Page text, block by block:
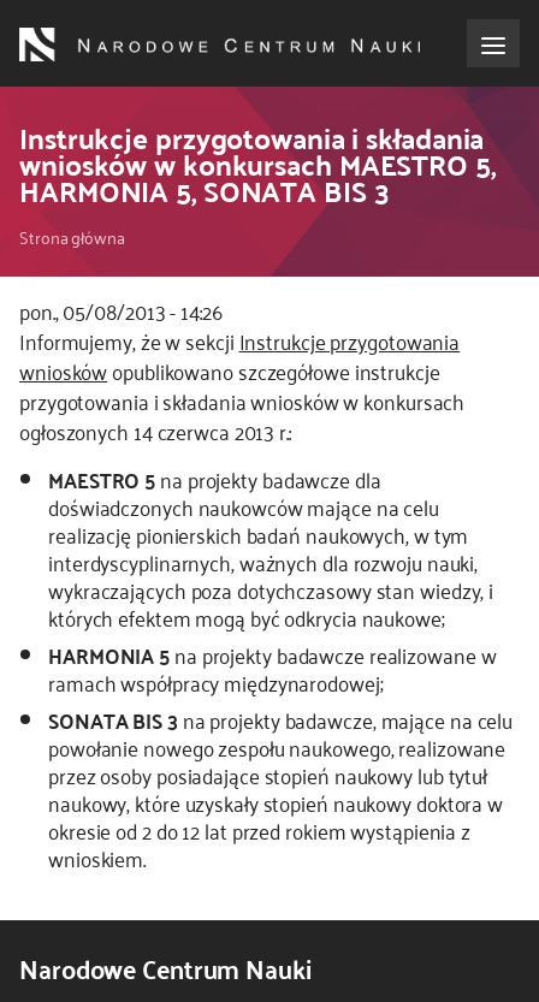
treści
dla wnioskodawców
dla realizujących projekty
dla ekspertów
efekty NCN
współpraca międzynarodowa
nagroda NCN
kontakt
Instrukcje przygotowania i składania
wniosków w konkursach MAESTRO 5,
HARMONIA 5, SONATA BIS 3
Ścieżka
nawigacyjna
Strona główna
pon., 05/08/2013 - 14:26
Informujemy, że w sekcjiInstrukcje przygotowania
wnioskówopublikowano szczegółowe instrukcje
przygotowania i składania wniosków w konkursach
ogłoszonych 14 czerwca 2013 r.:
MAESTRO 5na projekty badawcze dla
doświadczonych naukowców mające na celu
realizację pionierskich badań naukowych, w tym
interdyscyplinarnych, ważnych dla rozwoju nauki,
wykraczających poza dotychczasowy stan wiedzy, i
których efektem mogą być odkrycia naukowe;
HARMONIA 5na projekty badawcze realizowane w
ramach współpracy międzynarodowej;
SONATA BIS 3na projekty badawcze, mające na celu
powołanie nowego zespołu naukowego, realizowane
przez osoby posiadające stopień naukowy lub tytuł
naukowy, które uzyskały stopień naukowy doktora w
okresie od 2 do 12 lat przed rokiem wystąpienia z
wnioskiem.
Narodowe Centrum Nauki